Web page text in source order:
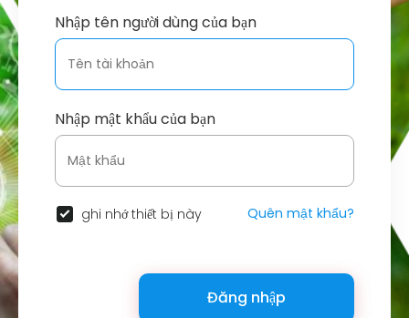
Nhập tên người dùng của bạn
Nhập mật khẩu của bạn
ghi nhớ thiết bị này Quên mật khẩu?
Đăng nhập